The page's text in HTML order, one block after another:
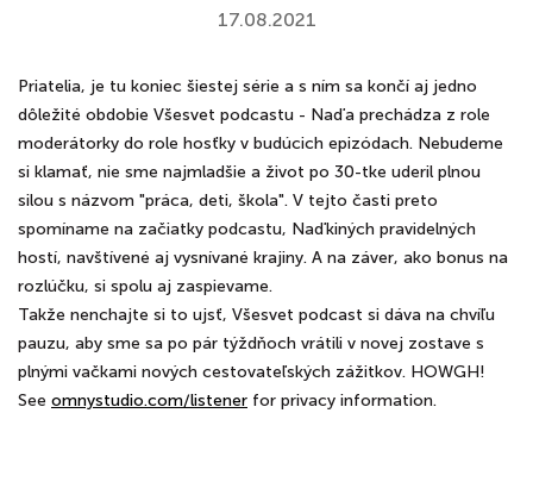
17.08.2021
Priatelia, je tu koniec šiestej série a s ním sa končí aj jedno
dôležité obdobie Všesvet podcastu - Naďa prechádza z role
moderátorky do role hosťky v budúcich epizódach. Nebudeme
si klamať, nie sme najmladšie a život po 30-tke uderil plnou
silou s názvom "práca, deti, škola". V tejto časti preto
spomíname na začiatky podcastu, Naďkiných pravidelných
hostí, navštívené aj vysnívané krajiny. A na záver, ako bonus na
rozlúčku, si spolu aj zaspievame.
Takže nenchajte si to ujsť, Všesvet podcast si dáva na chvíľu
pauzu, aby sme sa po pár týždňoch vrátili v novej zostave s
plnými vačkami nových cestovateľských zážitkov. HOWGH!
See omnystudio.com/listener for privacy information.